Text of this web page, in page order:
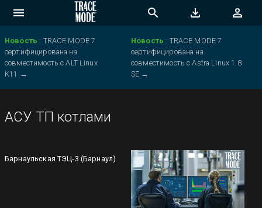
Новость : TRACE MODE 7
сертифицирована на
совместимость с ALT Linux
K11 →
Новость : TRACE MODE 7
сертифицирована на
совместимость с Astra Linux 1.8
SE →
АСУ ТП котлами
Барнаульская ТЭЦ-3 (Барнаул)